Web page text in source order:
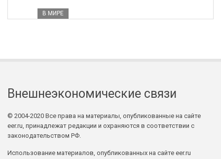
В МИРЕ
Внешнеэкономические связи
© 2004-2020 Все права на материалы, опубликованные на сайте
eer.ru, принадлежат редакции и охраняются в соответствии с
законодательством РФ.
Использование материалов, опубликованных на сайте eer.ru